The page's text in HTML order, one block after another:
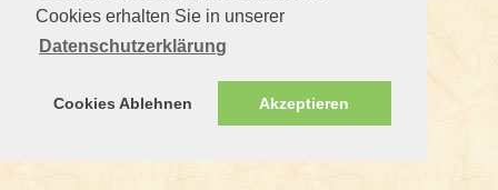
Cookies erhalten Sie in unserer
Datenschutzerklärung
Cookies Ablehnen Akzeptieren